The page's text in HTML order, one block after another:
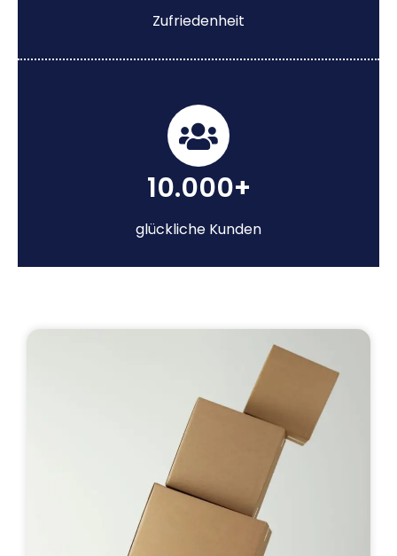
Zufriedenheit
10.000+
glückliche Kunden